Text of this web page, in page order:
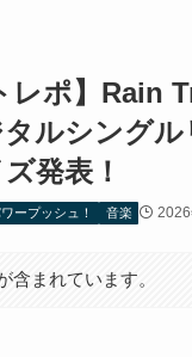
レポ】Rain
ルシング
発表！
ープッシュ！ 音楽
含まれています。